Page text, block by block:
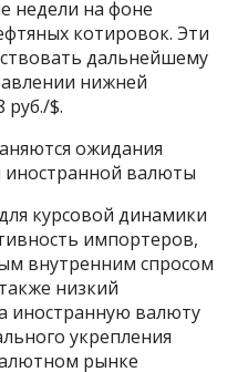
недели на фоне
котировок. Эти
дальнейшему
нижней
руб./$.
ожидания
иностранной валюты
курсовой динамики
импортеров,
внутренним спросом
низкий
иностранную валюту
укрепления
рынке